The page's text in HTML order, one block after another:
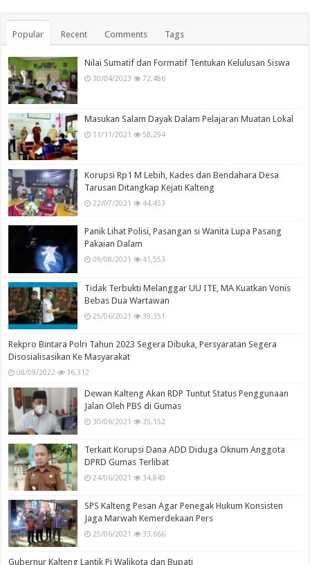
Popular Recent Comments Tags
Nilai Sumatif dan Formatif Tentukan Kelulusan Siswa
30/04/2023 72,486
Masukan Salam Dayak Dalam Pelajaran Muatan Lokal
11/11/2021 58,294
Korupsi Rp1 M Lebih, Kades dan Bendahara Desa
Tarusan Ditangkap Kejati Kalteng
22/07/2021 44,453
Panik Lihat Polisi, Pasangan si Wanita Lupa Pasang
Pakaian Dalam
09/08/2021 41,553
Tidak Terbukti Melanggar UU ITE, MA Kuatkan Vonis
Bebas Dua Wartawan
25/06/2021 39,351
Rekpro Bintara Polri Tahun 2023 Segera Dibuka, Persyaratan Segera
Disosialisasikan Ke Masyarakat
08/09/2022 36,312
Dewan Kalteng Akan RDP Tuntut Status Penggunaan
Jalan Oleh PBS di Gumas
30/06/2021 35,152
Terkait Korupsi Dana ADD Diduga Oknum Anggota
DPRD Gumas Terlibat
24/06/2021 34,840
SPS Kalteng Pesan Agar Penegak Hukum Konsisten
Jaga Marwah Kemerdekaan Pers
25/06/2021 33,666
Gubernur Kalteng Lantik Pj Walikota dan Bupati